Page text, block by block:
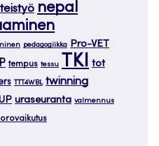
nepal
pedagogiikka Pro-VET
tempus tessu TKI tot
TTT4WBL twinning
uraseuranta valmennus